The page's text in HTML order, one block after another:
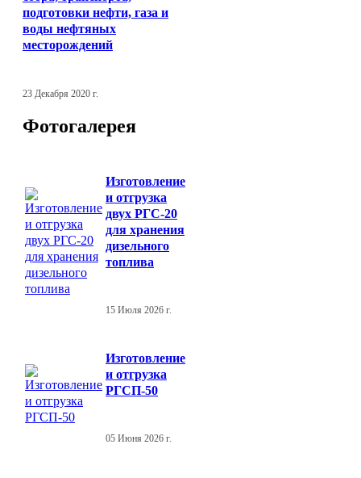
подготовки нефти, газа и
воды нефтяных
месторождений
23 Декабря 2020 г.
Фотогалерея
Изготовление
и отгрузка
двух РГС-20
для хранения
дизельного
топлива
15 Июля 2026 г.
Изготовление
и отгрузка
РГСП-50
05 Июня 2026 г.